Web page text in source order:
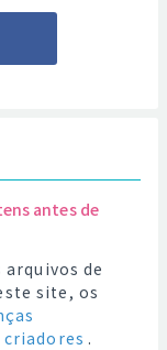
antes de
de
site, os
.